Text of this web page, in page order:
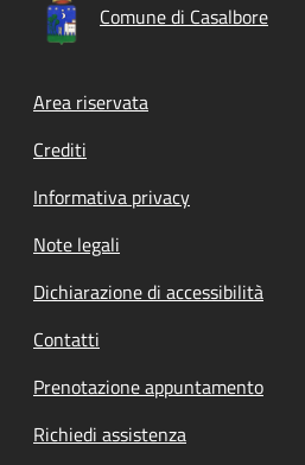
Comune di Casalbore
Footer menu
Area riservata
Crediti
Informativa privacy
Note legali
Dichiarazione di accessibilità
Contatti
Prenotazione appuntamento
Richiedi assistenza